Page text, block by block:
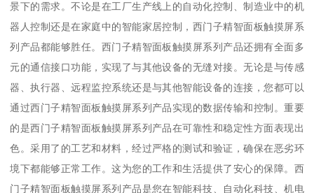
景下的需求。不论是在工厂生产线上的自动化控制、制造业中的机
器人控制还是在家庭中的智能家居控制，西门子精智面板触摸屏系
列产品都能够胜任。西门子精智面板触摸屏系列产品还拥有全面多
元的通信接口功能，实现了与其他设备的无缝对接。无论是与传感
器、执行器、远程监控系统还是与其他智能设备的连接，您都可以
通过西门子精智面板触摸屏系列产品实现的数据传输和控制。重要
的是西门子精智面板触摸屏系列产品在可靠性和稳定性方面表现出
色。采用了的工艺和材料，经过严格的测试和验证，确保在恶劣环
境下都能够正常工作。这为您的工作和生活提供了安心的保障。西
门子精智面板触摸屏系列产品是您在智能科技、自动化科技、机电